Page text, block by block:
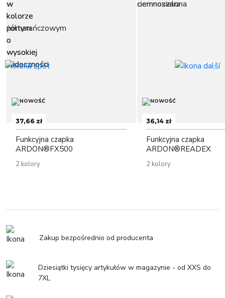
37,66 zł
Funkcyjna czapka
ARDON®FX500
2 kolory
36,14 zł
Funkcyjna czapka
ARDON®READEX
2 kolory
Zakup bezpośrednio od producenta
Dziesiątki tysięcy artykułów w magazynie - od XXS do
7XL